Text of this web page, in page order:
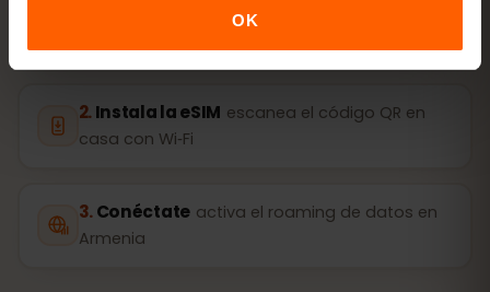
OK
Compra un plan código QR al instante por
Instala la eSIM escanea el código QR en
casa con Wi‑Fi
Conéctate activa el roaming de datos en
Armenia